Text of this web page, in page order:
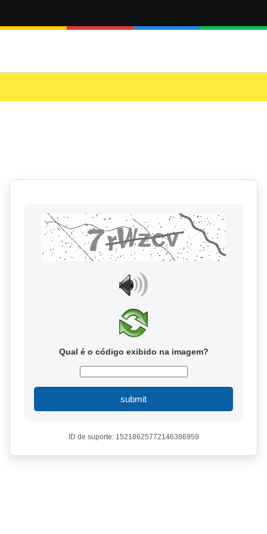
Qual é o código exibido na imagem?
submit
ID de suporte: 15218625772146386959